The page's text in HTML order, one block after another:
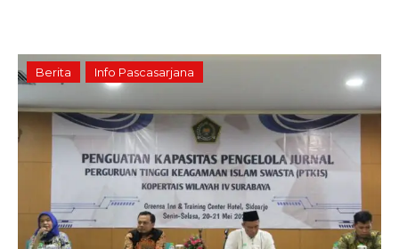
Berita Info Pascasarjana